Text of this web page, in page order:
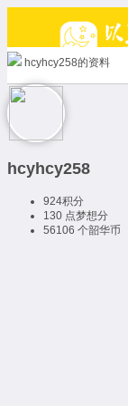
hcyhcy258的资料
hcyhcy258
924积分
130 点梦想分
56106 个韶华币